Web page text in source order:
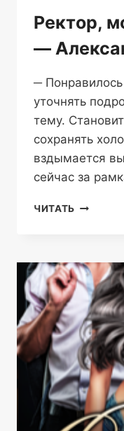
Ректор,
—
─
уточнять
тему.
сохранять
вздымается
сейчас за
ЧИТАТЬ РЕКТОР,